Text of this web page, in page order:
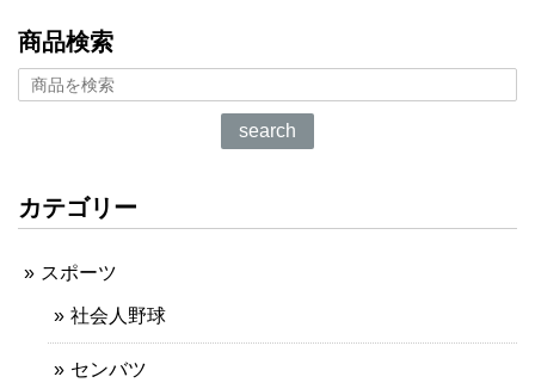
商品検索
search
カテゴリー
スポーツ
社会人野球
センバツ